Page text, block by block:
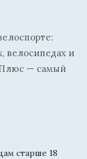
велосипедах и
Плюс — самый
старше 18